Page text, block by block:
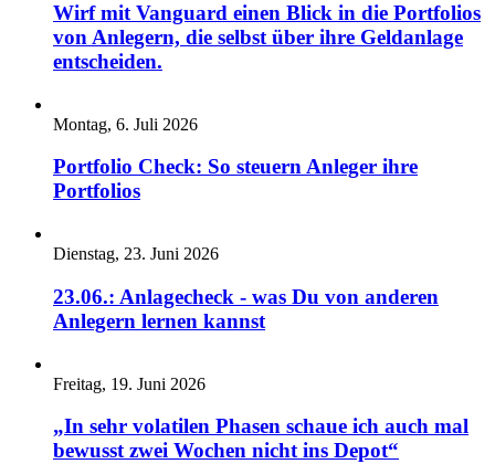
Wirf mit Vanguard einen Blick in die Portfolios
von Anlegern, die selbst über ihre Geldanlage
entscheiden.
Montag, 6. Juli 2026
Portfolio Check: So steuern Anleger ihre
Portfolios
Dienstag, 23. Juni 2026
23.06.: Anlagecheck - was Du von anderen
Anlegern lernen kannst
Freitag, 19. Juni 2026
„In sehr volatilen Phasen schaue ich auch mal
bewusst zwei Wochen nicht ins Depot“